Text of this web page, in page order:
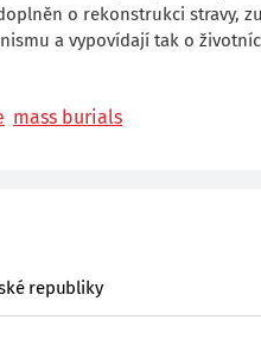
o rekonstrukci stravy,
a vypovídají tak o
mass burials
republiky